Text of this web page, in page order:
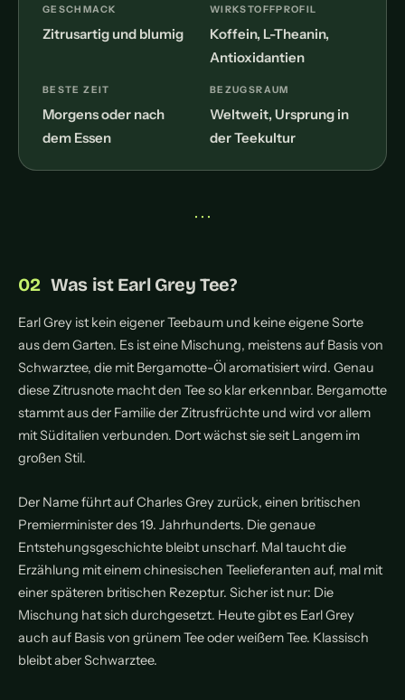
GESCHMACK
Zitrusartig und blumig
WIRKSTOFFPROFIL
Koffein, L-Theanin,
Antioxidantien
BESTE ZEIT
Morgens oder nach
dem Essen
BEZUGSRAUM
Weltweit, Ursprung in
der Teekultur
• • •
Was ist Earl Grey Tee?
Earl Grey ist kein eigener Teebaum und keine eigene Sorte
aus dem Garten. Es ist eine Mischung, meistens auf Basis von
Schwarztee, die mit Bergamotte-Öl aromatisiert wird. Genau
diese Zitrusnote macht den Tee so klar erkennbar. Bergamotte
stammt aus der Familie der Zitrusfrüchte und wird vor allem
mit Süditalien verbunden. Dort wächst sie seit Langem im
großen Stil.
Der Name führt auf Charles Grey zurück, einen britischen
Premierminister des 19. Jahrhunderts. Die genaue
Entstehungsgeschichte bleibt unscharf. Mal taucht die
Erzählung mit einem chinesischen Teelieferanten auf, mal mit
einer späteren britischen Rezeptur. Sicher ist nur: Die
Mischung hat sich durchgesetzt. Heute gibt es Earl Grey
auch auf Basis von grünem Tee oder weißem Tee. Klassisch
bleibt aber Schwarztee.